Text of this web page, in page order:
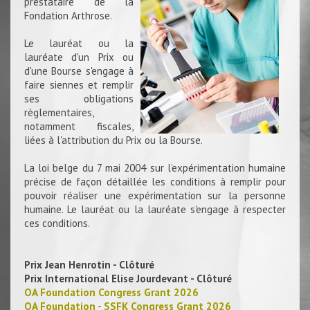
Fondation Arthrose.
Le lauréat ou la
lauréate d'un Prix ou
d'une Bourse s'engage à
faire siennes et remplir
ses obligations
règlementaires,
notamment fiscales,
liées à l'attribution du Prix ou la Bourse.
La loi belge du 7 mai 2004 sur l’expérimentation humaine
précise de façon détaillée les conditions à remplir pour
pouvoir réaliser une expérimentation sur la personne
humaine. Le lauréat ou la lauréate s'engage à respecter
ces conditions.
Prix Jean Henrotin - Clôturé
Prix International Elise Jourdevant - Clôturé
OA Foundation Congress Grant 2026
OA Foundation - SSFK Congress Grant 2026